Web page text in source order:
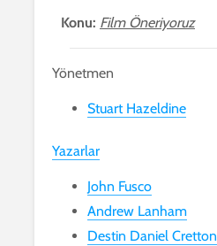
Konu: Film Öneriyoruz
Yönetmen
Stuart Hazeldine
Yazarlar
John Fusco
Andrew Lanham
Destin Daniel Cretton